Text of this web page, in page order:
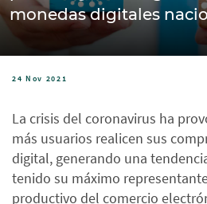
monedas digitales
24 Nov 2021
La crisis del coronavirus ha
más usuarios realicen sus
digital, generando una
tenido su máximo
productivo del comercio